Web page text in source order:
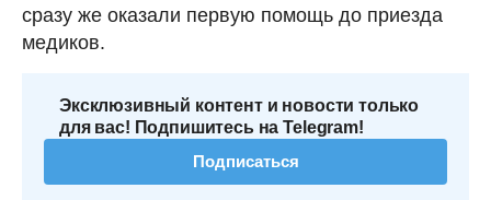
сразу же оказали первую помощь до приезда
медиков.
Эксклюзивный контент и новости только
для вас! Подпишитесь на Telegram!
Подписаться